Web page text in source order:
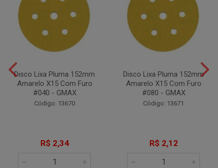
Disco Lixa Pluma 152mm
Amarelo X15 Com Furo
#040 - GMAX
Código: 13670
R$ 2,34
Disco Lixa Pluma 152mm
Amarelo X15 Com Furo
#080 - GMAX
Código: 13671
R$ 2,12